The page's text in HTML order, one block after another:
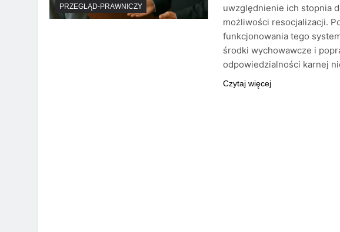
PRZEGLĄD-PRAWNICZY
uwzględnienie ich stopnia
możliwości resocjalizacji.
funkcjonowania tego
środki wychowawcze i
odpowiedzialności karnej
Czytaj więcej